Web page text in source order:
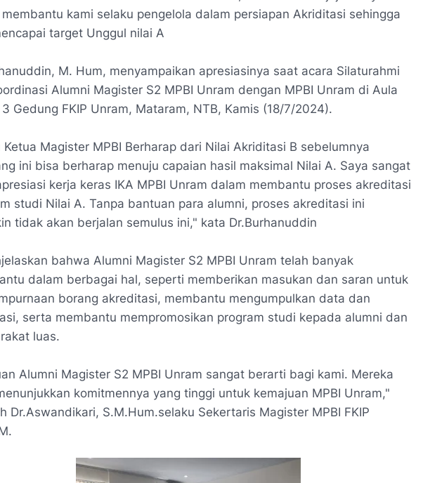
membantu kami selaku pengelola dalam persiapan Akriditasi sehingga
target Unggul nilai A
M. Hum, menyampaikan apresiasinya saat acara Silaturahmi
Alumni Magister S2 MPBI Unram dengan MPBI Unram di Aula
Gedung FKIP Unram, Mataram, NTB, Kamis (18/7/2024).
Ketua Magister MPBI Berharap dari Nilai Akriditasi B sebelumnya
ini bisa berharap menuju capaian hasil maksimal Nilai A. Saya sangat
kerja keras IKA MPBI Unram dalam membantu proses akreditasi
studi Nilai A. Tanpa bantuan para alumni, proses akreditasi ini
tidak akan berjalan semulus ini," kata Dr.Burhanuddin
bahwa Alumni Magister S2 MPBI Unram telah banyak
dalam berbagai hal, seperti memberikan masukan dan saran untuk
borang akreditasi, membantu mengumpulkan data dan
serta membantu mempromosikan program studi kepada alumni dan
luas.
Alumni Magister S2 MPBI Unram sangat berarti bagi kami. Mereka
komitmennya yang tinggi untuk kemajuan MPBI Unram,"
Dr.Aswandikari, S.M.Hum.selaku Sekertaris Magister MPBI FKIP